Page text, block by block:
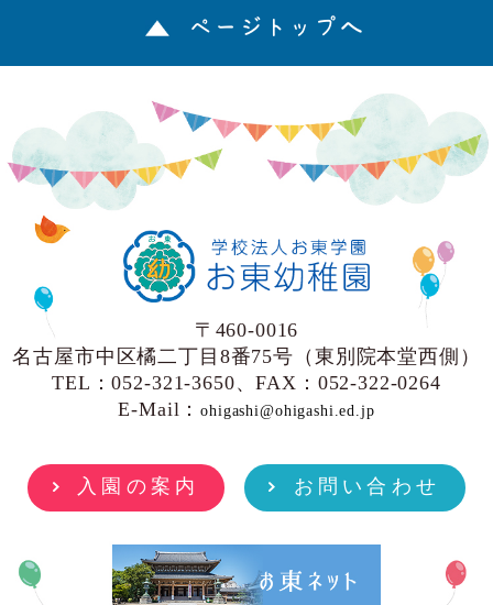
ページトップへ
〒460-0016
名古屋市中区橘二丁目8番75号（東別院本堂西側）
TEL：052-321-3650、FAX：052-322-0264
E-Mail：ohigashi@ohigashi.ed.jp
入園の案内 お問い合わせ